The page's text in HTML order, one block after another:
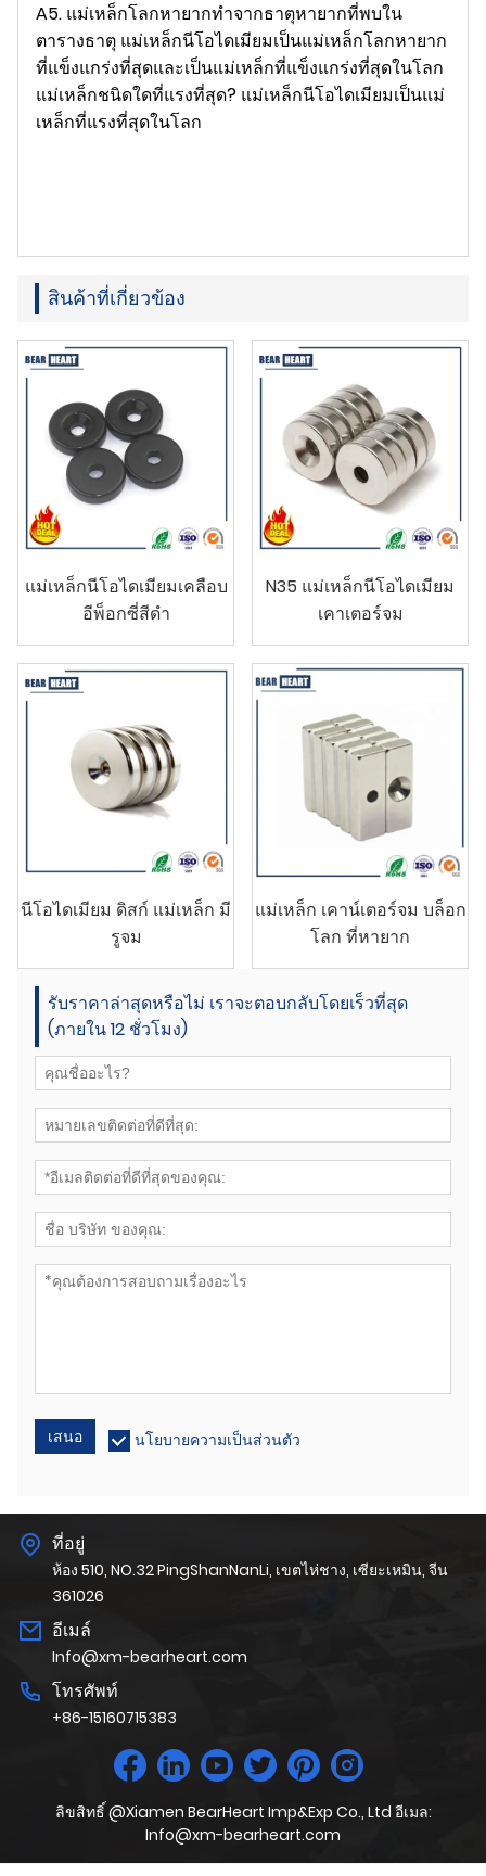
A5. แม่เหล็กโลกหายากทำจากธาตุหายากที่พบใน
ตารางธาตุ แม่เหล็กนีโอไดเมียมเป็นแม่เหล็กโลกหายาก
ที่แข็งแกร่งที่สุดและเป็นแม่เหล็กที่แข็งแกร่งที่สุดในโลก
แม่เหล็กชนิดใดที่แรงที่สุด? แม่เหล็กนีโอไดเมียมเป็นแม่
เหล็กที่แรงที่สุดในโลก
สินค้าที่เกี่ยวข้อง
แม่เหล็กนีโอไดเมียมเคลือบ
อีพ็อกซี่สีดำ
N35 แม่เหล็กนีโอไดเมียม
เคาเตอร์จม
นีโอไดเมียม ดิสก์ แม่เหล็ก มี
รูจม
แม่เหล็ก เคาน์เตอร์จม บล็อก
โลก ที่หายาก
รับราคาล่าสุดหรือไม่ เราจะตอบกลับโดยเร็วที่สุด
(ภายใน 12 ชั่วโมง)
เสนอ นโยบายความเป็นส่วนตัว
ที่อยู่
ห้อง 510, NO.32 PingShanNanLi, เขตไห่ชาง, เซียะเหมิน, จีน
361026
อีเมล์
Info@xm-bearheart.com
โทรศัพท์
+86-15160715383
ลิขสิทธิ์ @Xiamen BearHeart Imp&Exp Co., Ltd อีเมล:
Info@xm-bearheart.com